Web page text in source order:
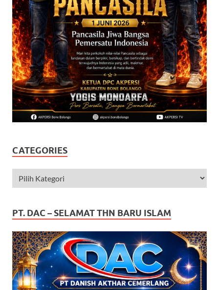
CATEGORIES
PT. DAC – SELAMAT THN BARU ISLAM